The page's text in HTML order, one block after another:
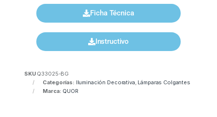
Ficha Técnica
Instructivo
SKU Q33025-BG
Categorías: Iluminación Decorativa, Lámparas Colgantes
Marca: QUOR